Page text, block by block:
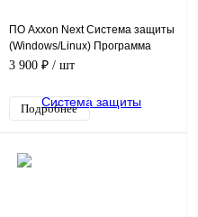
ПО Axxon Next Система защиты
(Windows/Linux) Программа
3 900 ₽ / шт
Подробнее